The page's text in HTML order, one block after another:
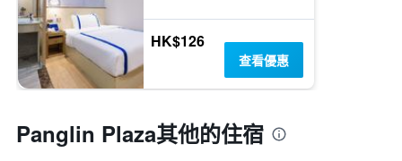
HK$126
查看優惠
Panglin Plaza​其他的住宿